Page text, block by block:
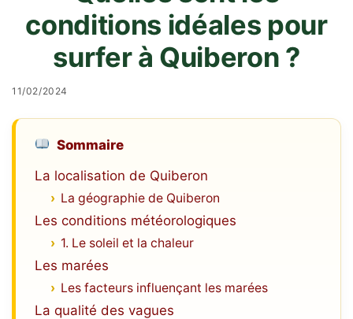
conditions idéales pour
surfer à Quiberon ?
11/02/2024
Sommaire
La localisation de Quiberon
La géographie de Quiberon
Les conditions météorologiques
1. Le soleil et la chaleur
Les marées
Les facteurs influençant les marées
La qualité des vagues